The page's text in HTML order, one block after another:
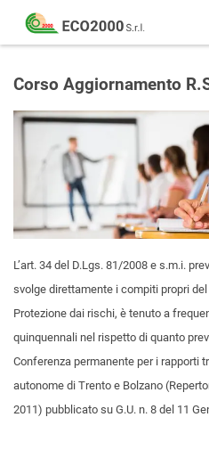
Eco
2000
Formazione
consulenza
per
sicurezza
lavoro
–
81/08
Corso Aggiornamento
L’art. 34 del D.Lgs. 81/2008 e s.m.i.
svolge direttamente i compiti propri
Protezione dai rischi, è tenuto a
quinquennali nel rispetto di quanto
Conferenza permanente per i rapporti
autonome di Trento e Bolzano
2011) pubblicato su G.U. n. 8 del 11